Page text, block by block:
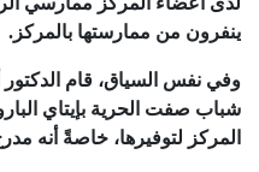
ينفرون من ممارستها بالمركز.
وفي نفس السياق، قام
شباب صفت الحرية بإيتاي
المركز لتوفيرها، خاصةً أنه